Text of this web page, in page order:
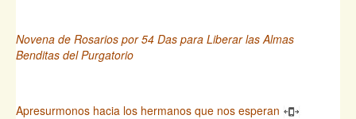
Novena de Rosarios por 54 Das para Liberar las Almas
Benditas del Purgatorio
Apresurmonos hacia los hermanos que nos esperan